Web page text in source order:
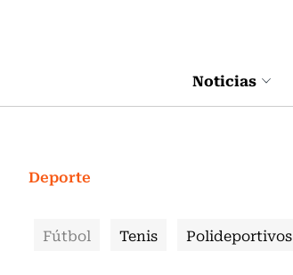
Noticias
Deporte
Fútbol Tenis Polideportivos